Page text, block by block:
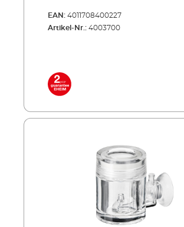
EAN: 4011708400227
Artikel-Nr.: 4003700